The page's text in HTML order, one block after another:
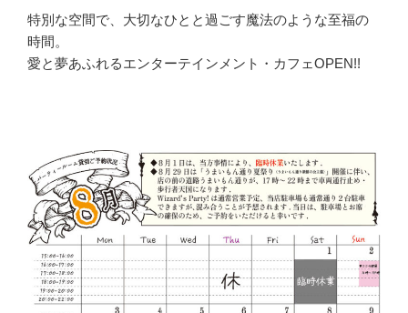
特別な空間で、大切なひとと過ごす魔法のような至福の
時間。
愛と夢あふれるエンターテインメント・カフェOPEN!!